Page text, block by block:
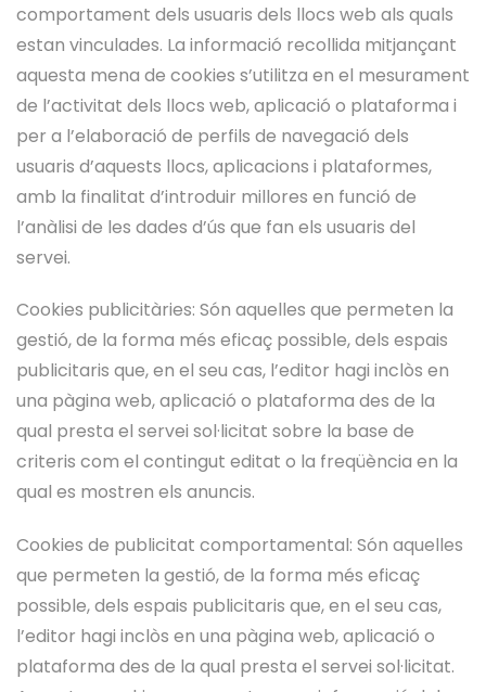
comportament dels usuaris dels llocs web als quals
estan vinculades. La informació recollida mitjançant
aquesta mena de cookies s’utilitza en el mesurament
de l’activitat dels llocs web, aplicació o plataforma i
per a l’elaboració de perfils de navegació dels
usuaris d’aquests llocs, aplicacions i plataformes,
amb la finalitat d’introduir millores en funció de
l’anàlisi de les dades d’ús que fan els usuaris del
servei.
Cookies publicitàries: Són aquelles que permeten la
gestió, de la forma més eficaç possible, dels espais
publicitaris que, en el seu cas, l’editor hagi inclòs en
una pàgina web, aplicació o plataforma des de la
qual presta el servei sol·licitat sobre la base de
criteris com el contingut editat o la freqüència en la
qual es mostren els anuncis.
Cookies de publicitat comportamental: Són aquelles
que permeten la gestió, de la forma més eficaç
possible, dels espais publicitaris que, en el seu cas,
l’editor hagi inclòs en una pàgina web, aplicació o
plataforma des de la qual presta el servei sol·licitat.